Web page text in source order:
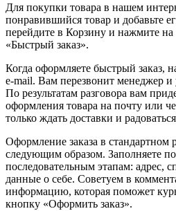
Для покупки товара в нашем
понравившийся товар и добавьте
перейдите в Корзину и нажмите
«Быстрый заказ».
Когда оформляете быстрый
e-mail. Вам перезвонит менеджер и
По результатам разговора вам
оформления товара на почту или
только ждать доставки и
Оформление заказа в стандартном
следующим образом. Заполняете
последовательным этапам: адрес,
данные о себе. Советуем в
информацию, которая поможет
кнопку «Оформить заказ».